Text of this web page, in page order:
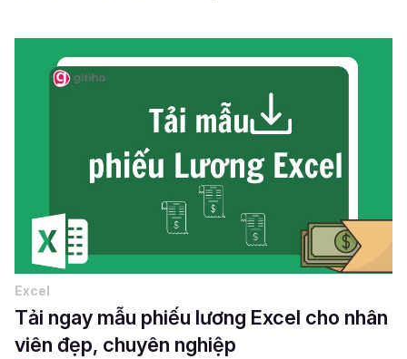
Excel
Tải ngay mẫu phiếu lương Excel cho nhân
viên đẹp, chuyên nghiệp